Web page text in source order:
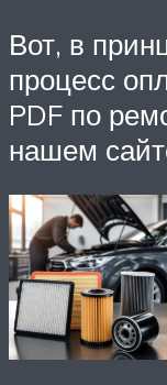
Вот, в
процесс
PDF по
нашем